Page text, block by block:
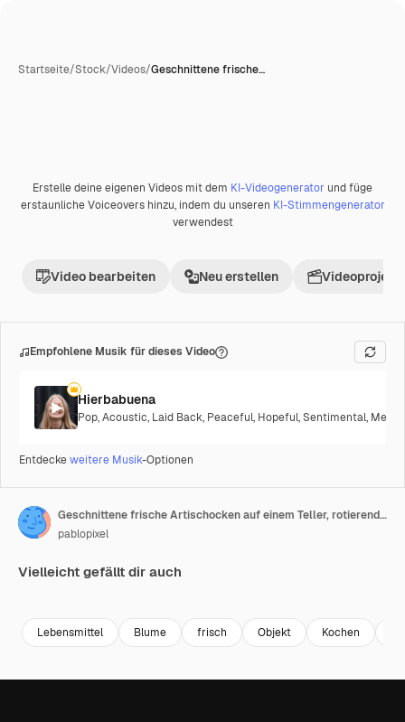
Startseite/Stock/Videos/Geschnittene frische…
Erstelle deine eigenen Videos mit dem KI-Videogenerator und füge
erstaunliche Voiceovers hinzu, indem du unseren KI-Stimmengenerator
verwendest
Video bearbeiten Neu erstellen Videoprojekt
Empfohlene Musik für dieses Video
Hierbabuena
Pop,Acoustic, Laid Back, Peaceful, Hopeful,Sentimental,
Entdeckeweitere Musik-Optionen
Geschnittene frische Artischocken auf einem Teller, rotierend. Nahaufnahme. Niemand zu sehen.
pablopixel
Vielleicht gefällt dir auch
Lebensmittel Blume frisch Objekt Kochen